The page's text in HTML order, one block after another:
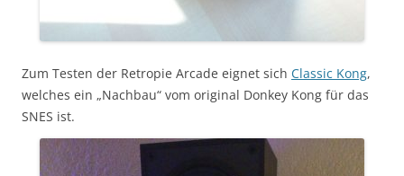
Zum Testen der Retropie Arcade eignet sich Classic Kong,
welches ein „Nachbau“ vom original Donkey Kong für das
SNES ist.